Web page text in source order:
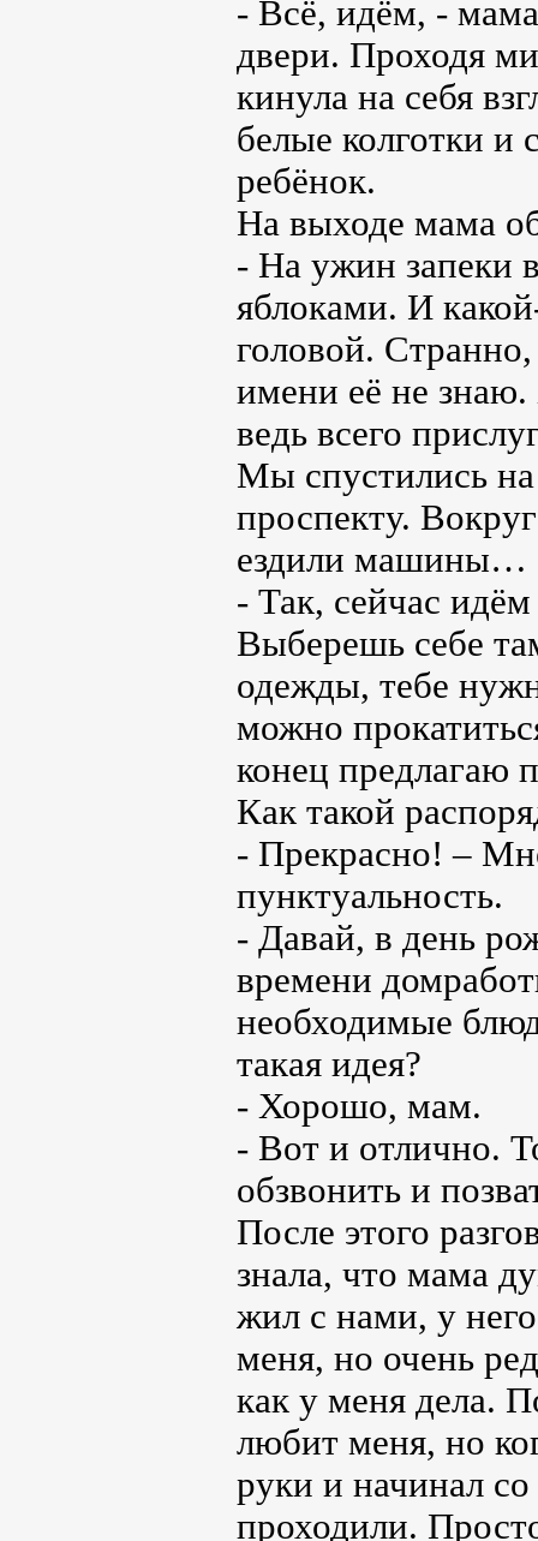
- Всё, идём, -
двери. Проходя
кинула на себя
белые колготки
ребёнок.
На выходе мама
- На ужин запеки
яблоками. И
головой.
имени её не знаю.
ведь всего
Мы спустились
проспекту.
ездили машины…
- Так, сейчас
Выберешь себе
одежды, тебе
можно
конец предлагаю
Как такой
- Прекрасно! –
пунктуальность.
- Давай, в день
времени
необходимые
такая идея?
- Хорошо, мам.
- Вот и отлично.
обзвонить и
После этого
знала, что мама
жил с нами, у
меня, но очень
как у меня дела.
любит меня, но
руки и начинал
проходили.